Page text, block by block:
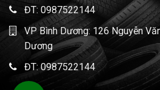
ĐT: 0987522144
VP Bình Dương: 126 Nguyễn
Dương
ĐT: 0987522144